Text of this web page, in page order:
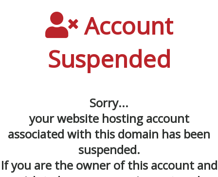
Account
Suspended
Sorry...
your website hosting account
associated with this domain has been
suspended.
If you are the owner of this account and